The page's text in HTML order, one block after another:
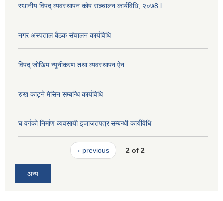
स्थानीय विपद् व्यवस्थापन कोष सञ्चालन कार्यविधि, २०७8 l
नगर अस्पताल बैठक संचालन कार्यविधि
विपद् जोखिम न्यूनीकरण तथा व्यवस्थापन ऐन
रुख काट्ने मेसिन सम्बन्धि कार्यविधि
घ वर्गको निर्माण व्यवसायी इजाजतपत्र सम्बन्धी कार्यविधि
‹ previous 2 of 2
अन्य